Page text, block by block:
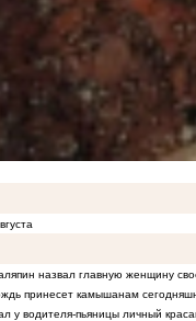
назвал главную женщину
принесет камышанам
у водителя-пьяницы личный